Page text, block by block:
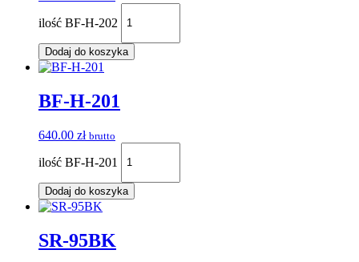
ilość BF-H-202
Dodaj do koszyka
BF-H-201
640.00 zł brutto
ilość BF-H-201
Dodaj do koszyka
SR-95BK